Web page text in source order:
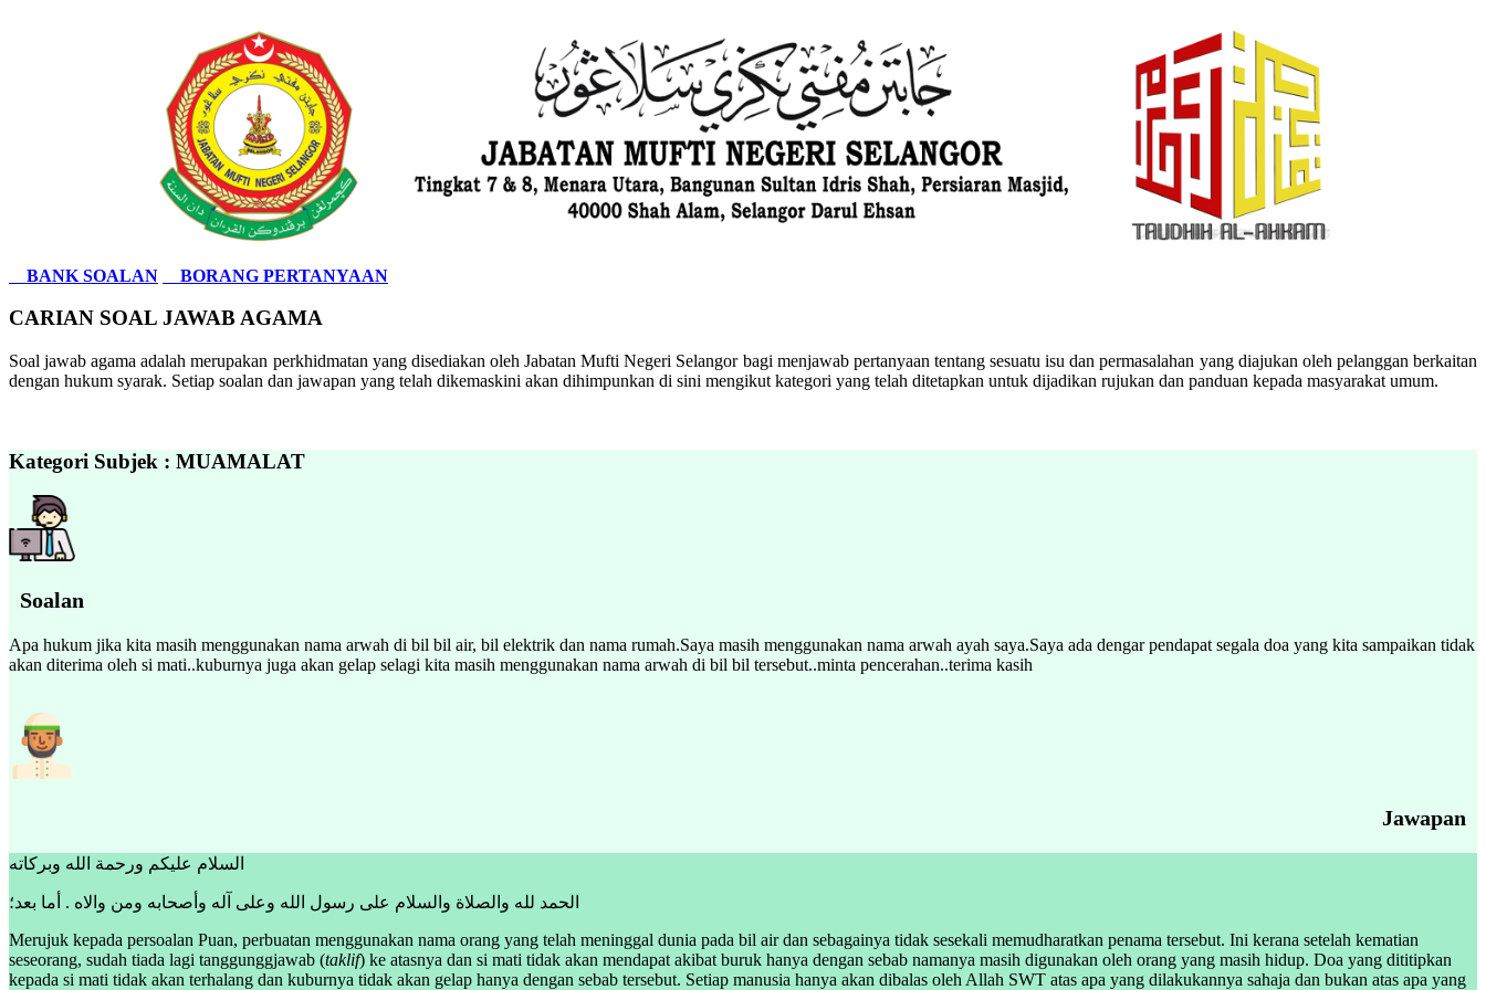
BANK SOALAN BORANG PERTANYAAN
CARIAN SOAL JAWAB AGAMA
Soal jawab agama adalah merupakan perkhidmatan yang disediakan oleh Jabatan Mufti Negeri Selangor bagi menjawab pertanyaan tentang sesuatu isu dan permasalahan yang diajukan oleh pelanggan berkaitan
dengan hukum syarak. Setiap soalan dan jawapan yang telah dikemaskini akan dihimpunkan di sini mengikut kategori yang telah ditetapkan untuk dijadikan rujukan dan panduan kepada masyarakat umum.
Kategori Subjek : MUAMALAT
Soalan
Apa hukum jika kita masih menggunakan nama arwah di bil bil air, bil elektrik dan nama rumah.Saya masih menggunakan nama arwah ayah saya.Saya ada dengar pendapat segala doa yang kita sampaikan tidak
akan diterima oleh si mati..kuburnya juga akan gelap selagi kita masih menggunakan nama arwah di bil bil tersebut..minta pencerahan..terima kasih
Jawapan
السلام عليكم ورحمة الله وبركاته
الحمد لله والصلاة والسلام على رسول الله وعلى آله وأصحابه ومن والاه . أما بعد؛
Merujuk kepada persoalan Puan, perbuatan menggunakan nama orang yang telah meninggal dunia pada bil air dan sebagainya tidak sesekali memudharatkan penama tersebut. Ini kerana setelah kematian
seseorang, sudah tiada lagi tanggunggjawab (taklif) ke atasnya dan si mati tidak akan mendapat akibat buruk hanya dengan sebab namanya masih digunakan oleh orang yang masih hidup. Doa yang dititipkan
kepada si mati tidak akan terhalang dan kuburnya tidak akan gelap hanya dengan sebab tersebut. Setiap manusia hanya akan dibalas oleh Allah SWT atas apa yang dilakukannya sahaja dan bukan atas apa yang